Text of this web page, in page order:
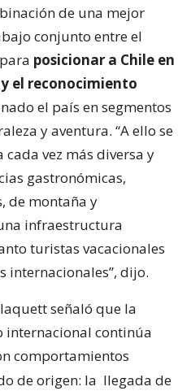
de una mejor
conjunto entre el
posicionar a Chile en
el reconocimiento
el país en segmentos
y aventura. “A ello se
vez más diversa y
gastronómicas,
de montaña y
infraestructura
turistas vacacionales
internacionales”, dijo.
señaló que la
internacional continúa
comportamientos
de origen: la llegada de